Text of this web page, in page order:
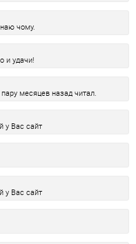
чому.
и удачи!
месяцев назад читал.
у Вас сайт
у Вас сайт